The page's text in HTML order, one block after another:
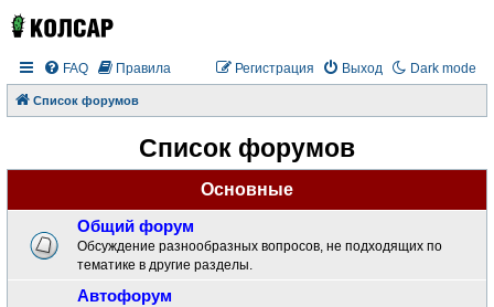
Dark mode
FAQ Правила Выход
Регистрация
Список форумов
Список форумов
Основные
Общий форум
Обсуждение разнообразных вопросов, не подходящих по
тематике в другие разделы.
Автофорум